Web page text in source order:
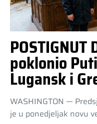
POSTIGNUT
poklonio
Lugansk i
WASHINGTON —
je u ponedjeljak novu